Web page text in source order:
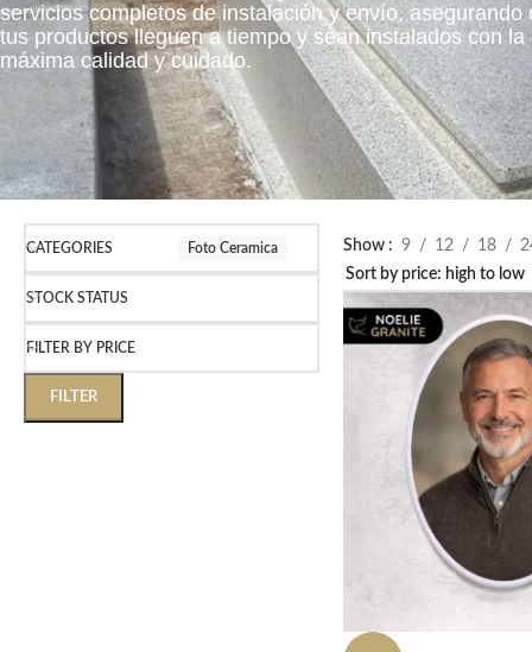
servicios completos de instalación y envío, asegurando
tus productos lleguen a tiempo y sean instalados con la
máxima calidad y cuidado.
CATEGORIES Foto Ceramica
STOCK STATUS
FILTER BY PRICE
FILTER
Show 9 12 18